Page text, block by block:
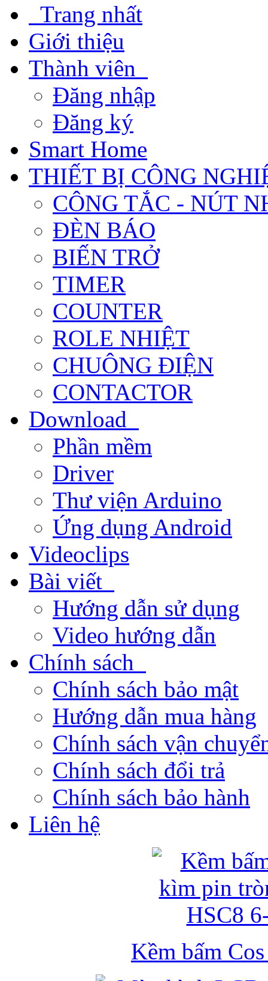
Trang nhất
Giới thiệu
Thành viên
Đăng nhập
Đăng ký
Smart Home
THIẾT BỊ CÔNG
CÔNG TẮC - NÚT
ĐÈN BÁO
BIẾN TRỞ
TIMER
COUNTER
ROLE NHIỆT
CHUÔNG ĐIỆN
CONTACTOR
Download
Phần mềm
Driver
Thư viện Arduino
Ứng dụng Android
Videoclips
Bài viết
Hướng dẫn sử dụng
Video hướng dẫn
Chính sách
Chính sách bảo mật
Hướng dẫn mua hàng
Chính sách vận
Chính sách đổi trả
Chính sách bảo hành
Liên hệ
Kềm bấm